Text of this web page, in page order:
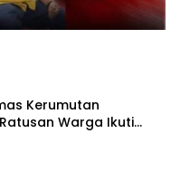
Kerumutan
Warga Ikuti
Kesehatan Gratis